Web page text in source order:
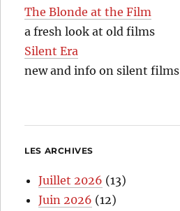
The Blonde at the Film
a fresh look at old films
Silent Era
new and info on silent films
LES ARCHIVES
Juillet 2026 (13)
Juin 2026 (12)